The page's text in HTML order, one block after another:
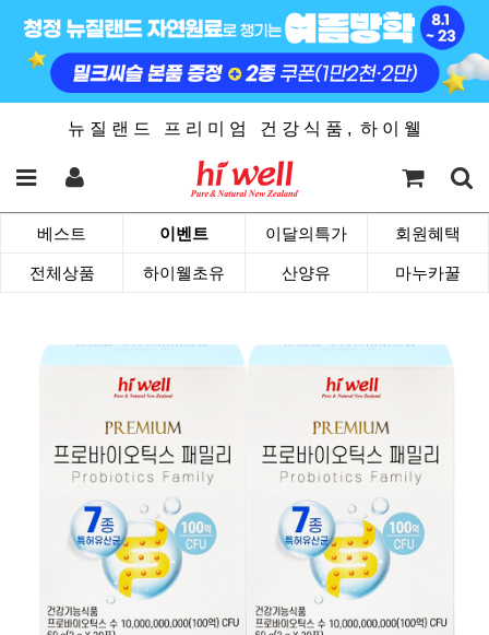
뉴 질 랜 드 프 리 미 엄 건 강 식 품 , 하 이 웰
베스트 이벤트 이달의특가 회원혜택
전체상품 하이웰초유 산양유 마누카꿀